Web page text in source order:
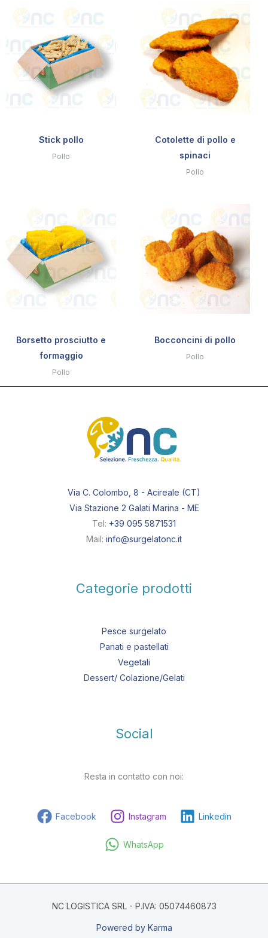
Stick pollo
Pollo
Cotolette di pollo e
spinaci
Pollo
Borsetto prosciutto e
formaggio
Pollo
Bocconcini di pollo
Pollo
Via C. Colombo, 8 - Acireale (CT)
Via Stazione 2 Galati Marina - ME
Tel: +39 095 5871531
Mail: info@surgelatonc.it
Categorie prodotti
Pesce surgelato
Panati e pastellati
Vegetali
Dessert/ Colazione/Gelati
Social
Resta in contatto con noi:
Facebook Instagram Linkedin
WhatsApp
NC LOGISTICA SRL - P.IVA: 05074460873
Powered by Karma